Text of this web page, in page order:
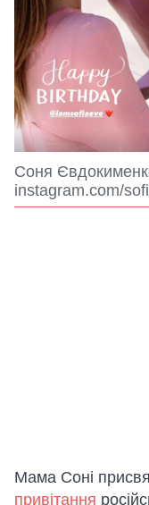
Соня
instagram.com/
Мама Соні
привітання